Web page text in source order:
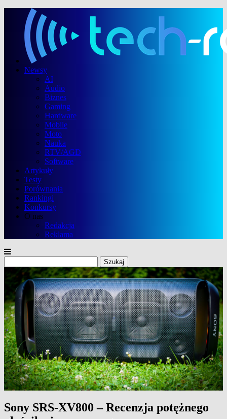
Newsy
AI
Audio
Biznes
Gaming
Hardware
Mobile
Moto
Nauka
RTV/AGD
Software
Artykuły
Testy
Porównania
Rankingi
Konkursy
O nas
Redakcja
Reklama
Sony SRS-XV800 – Recenzja potężnego